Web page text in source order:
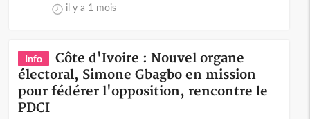
il y a 1 mois
Info
Côte d'Ivoire : Nouvel organe
électoral, Simone Gbagbo en mission
pour fédérer l'opposition, rencontre le
PDCI